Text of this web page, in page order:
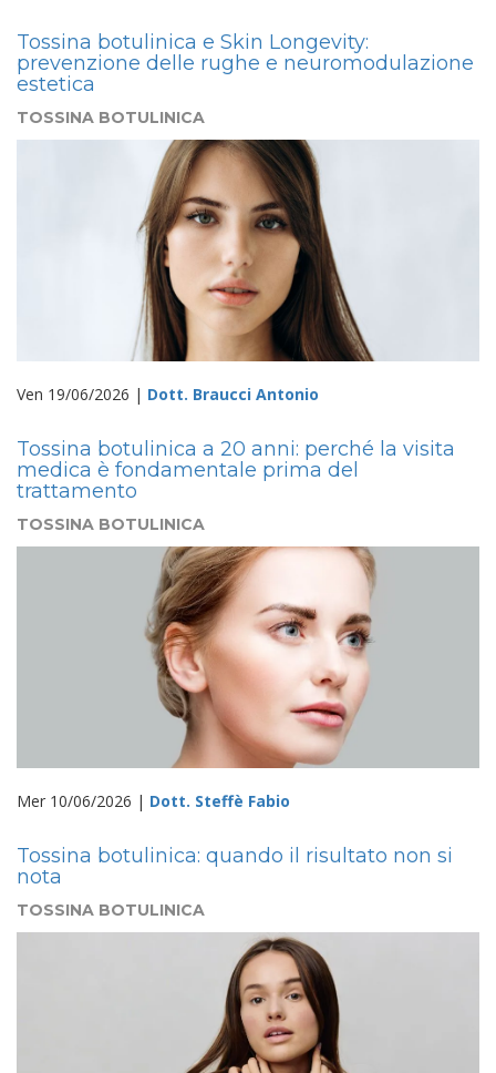
Tossina botulinica e Skin Longevity:
prevenzione delle rughe e neuromodulazione
estetica
TOSSINA BOTULINICA
Ven 19/06/2026 | Dott. Braucci Antonio
Tossina botulinica a 20 anni: perché la visita
medica è fondamentale prima del
trattamento
TOSSINA BOTULINICA
Mer 10/06/2026 | Dott. Steffè Fabio
Tossina botulinica: quando il risultato non si
nota
TOSSINA BOTULINICA